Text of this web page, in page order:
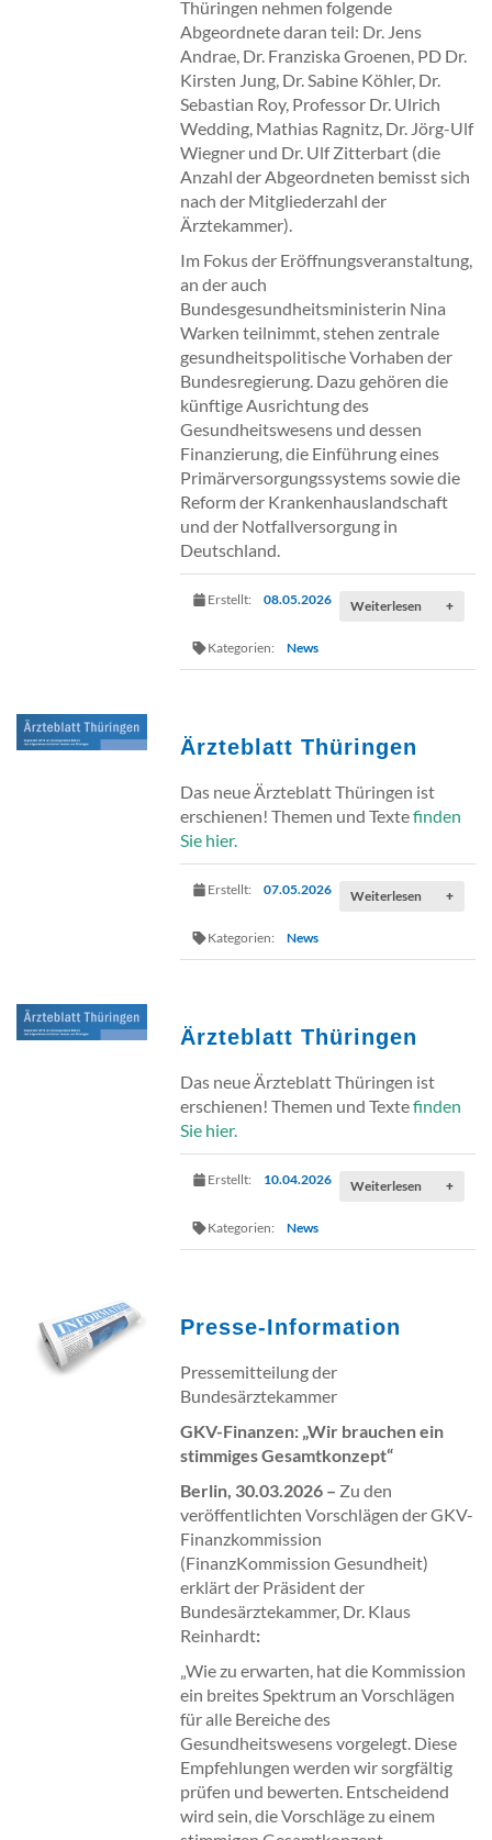
Thüringen nehmen folgende
Abgeordnete daran teil: Dr. Jens
Andrae, Dr. Franziska Groenen, PD Dr.
Kirsten Jung, Dr. Sabine Köhler, Dr.
Sebastian Roy, Professor Dr. Ulrich
Wedding, Mathias Ragnitz, Dr. Jörg-Ulf
Wiegner und Dr. Ulf Zitterbart (die
Anzahl der Abgeordneten bemisst sich
nach der Mitgliederzahl der
Ärztekammer).
Im Fokus der Eröffnungsveranstaltung,
an der auch
Bundesgesundheitsministerin Nina
Warken teilnimmt, stehen zentrale
gesundheitspolitische Vorhaben der
Bundesregierung. Dazu gehören die
künftige Ausrichtung des
Gesundheitswesens und dessen
Finanzierung, die Einführung eines
Primärversorgungssystems sowie die
Reform der Krankenhauslandschaft
und der Notfallversorgung in
Deutschland.
Erstellt: 08.05.2026
Kategorien: News
Weiterlesen +
Ärzteblatt Thüringen
Das neue Ärzteblatt Thüringen ist
erschienen! Themen und Textefinden
Sie hier.
Erstellt: 07.05.2026
Kategorien: News
Weiterlesen +
Ärzteblatt Thüringen
Das neue Ärzteblatt Thüringen ist
erschienen! Themen und Textefinden
Sie hier.
Erstellt: 10.04.2026
Kategorien: News
Weiterlesen +
Presse-Information
Pressemitteilung der
Bundesärztekammer
GKV-Finanzen: „Wir brauchen ein
stimmiges Gesamtkonzept“
Berlin, 30.03.2026 – Zu den
veröffentlichten Vorschlägen der GKV-
Finanzkommission
(FinanzKommission Gesundheit)
erklärt der Präsident der
Bundesärztekammer, Dr. Klaus
Reinhardt:
„Wie zu erwarten, hat die Kommission
ein breites Spektrum an Vorschlägen
für alle Bereiche des
Gesundheitswesens vorgelegt. Diese
Empfehlungen werden wir sorgfältig
prüfen und bewerten. Entscheidend
wird sein, die Vorschläge zu einem